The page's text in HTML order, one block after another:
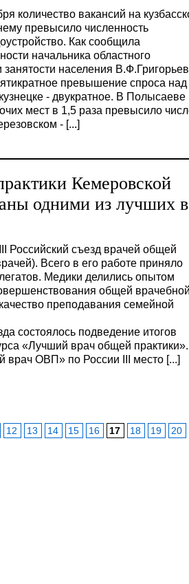
количество вакансий на
превысило численность
Как сообщила
начальника областного
занятости населения
превышение спроса над
- двукратное. В Полысаеве
мест в 1,5 раза превысило
- [...]
Кемеровской
одними из лучших в
Российский съезд врачей общей
Всего в его работе приняло
Медики делились опытом
общей
преподавания семейной
состоялось подведение итогов
«Лучший врач общей практики».
врач ОВП» по России III место [...]
12 13 14 15 16 17 18 19
20